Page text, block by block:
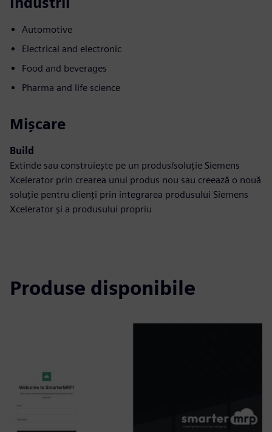
Automotive
Electrical and electronic
Food and beverages
Pharma and life science
Mișcare
Build
Extinde sau construiește pe un produs/soluție Siemens
Xcelerator prin crearea unui produs nou sau creează o nouă
soluție pentru clienți prin integrarea produsului Siemens
Xcelerator și a produsului propriu
Produse disponibile